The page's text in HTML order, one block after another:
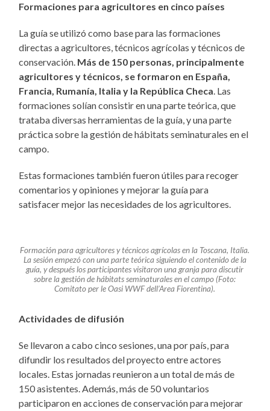
Formaciones para agricultores en cinco países
La guía se utilizó como base para las formaciones
directas a agricultores, técnicos agrícolas y técnicos de
conservación. Más de 150 personas, principalmente
agricultores y técnicos, se formaron en España,
Francia, Rumanía, Italia y la República Checa. Las
formaciones solían consistir en una parte teórica, que
trataba diversas herramientas de la guía, y una parte
práctica sobre la gestión de hábitats seminaturales en el
campo.
Estas formaciones también fueron útiles para recoger
comentarios y opiniones y mejorar la guía para
satisfacer mejor las necesidades de los agricultores.
Formación para agricultores y técnicos agrícolas en la Toscana, Italia.
La sesión empezó con una parte teórica siguiendo el contenido de la
guía, y después los participantes visitaron una granja para discutir
sobre la gestión de hábitats seminaturales en el campo (Foto:
Comitato per le Oasi WWF dell’Area Fiorentina).
Actividades de difusión
Se llevaron a cabo cinco sesiones, una por país, para
difundir los resultados del proyecto entre actores
locales. Estas jornadas reunieron a un total de más de
150 asistentes. Además, más de 50 voluntarios
participaron en acciones de conservación para mejorar